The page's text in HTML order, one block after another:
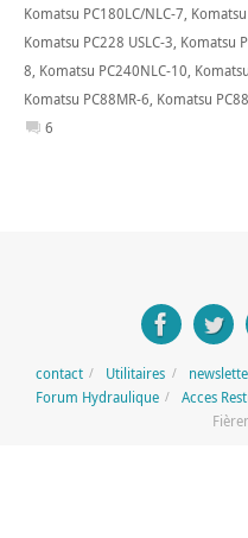
Komatsu PC180LC/NLC-7,
Komatsu PC228 USLC-3, Komatsu
8, Komatsu PC240NLC-10,
Komatsu PC88MR-6, Komatsu
6
contact Utilitaires
Forum Hydraulique
Acces